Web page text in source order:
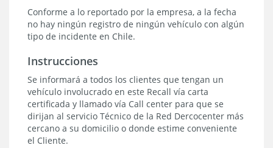
Conforme a lo reportado por la empresa, a la fecha
no hay ningún registro de ningún vehículo con algún
tipo de incidente en Chile.
Instrucciones
Se informará a todos los clientes que tengan un
vehículo involucrado en este Recall vía carta
certificada y llamado vía Call center para que se
dirijan al servicio Técnico de la Red Dercocenter más
cercano a su domicilio o donde estime conveniente
el Cliente.